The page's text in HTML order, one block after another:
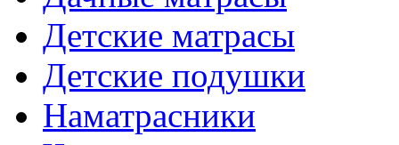
Детские матрасы
Детские подушки
Наматрасники